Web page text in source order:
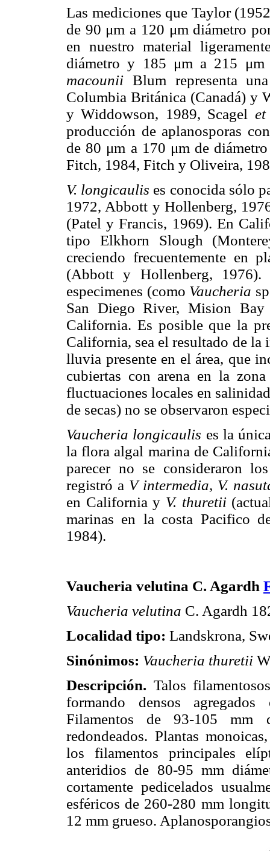
Las mediciones que Taylor
de 90 μm a 120 μm diámetro
en nuestro material
diámetro y 185 μm a 215
macounii Blum representa
Columbia Británica (Canadá) y
y Widdowson, 1989, Scagel
producción de aplanosporas
de 80 μm a 170 μm de
Fitch, 1984, Fitch y Oliveira,
V. longicaulis es conocida sólo
1972, Abbott y Hollenberg,
(Patel y Francis, 1969). En
tipo Elkhorn Slough
creciendo frecuentemente en
(Abbott y Hollenberg, 1976).
especimenes (como Vaucheria
San Diego River, Mision
California. Es posible que la
California, sea el resultado de la
lluvia presente en el área, que
cubiertas con arena en la
fluctuaciones locales en
de secas) no se observaron
Vaucheria longicaulis es la
la flora algal marina de
parecer no se consideraron
registró a V intermedia, V.
en California y V. thuretii
marinas en la costa Pacifico
1984).
Vaucheria velutina C. Agardh
Vaucheria velutina C. Agardh
Localidad tipo: Landskrona,
Sinónimos: Vaucheria thuretii
Descripción. Talos
formando densos
Filamentos de 93-105 mm
redondeados. Plantas
los filamentos principales
anteridios de 80-95 mm
cortamente pedicelados
esféricos de 260-280 mm
12 mm grueso.